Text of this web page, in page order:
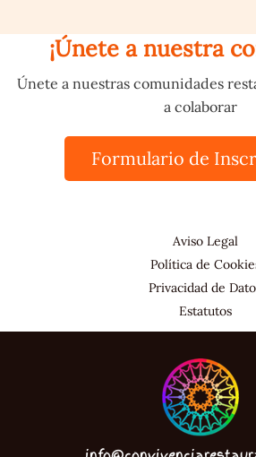
¡Únete a nuestra
Únete a nuestras comunidades
a colaborar
Formulario de
Aviso Legal
Política de
Privacidad de
Estatutos